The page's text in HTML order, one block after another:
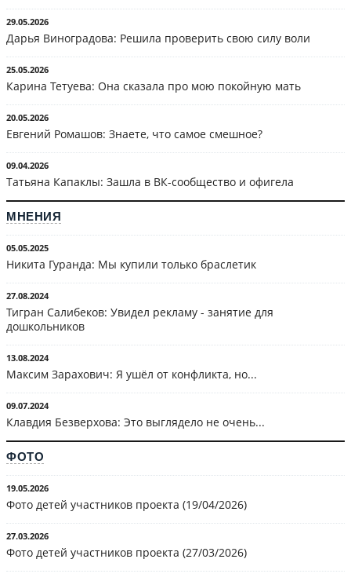
29.05.2026
Дарья Виноградова: Решила проверить свою силу воли
25.05.2026
Карина Тетуева: Она сказала про мою покойную мать
20.05.2026
Евгений Ромашов: Знаете, что самое смешное?
09.04.2026
Татьяна Капаклы: Зашла в ВК-сообщество и офигела
МНЕНИЯ
05.05.2025
Никита Гуранда: Мы купили только браслетик
27.08.2024
Тигран Салибеков: Увидел рекламу - занятие для
дошкольников
13.08.2024
Максим Зарахович: Я ушёл от конфликта, но...
09.07.2024
Клавдия Безверхова: Это выглядело не очень...
ФОТО
19.05.2026
Фото детей участников проекта (19/04/2026)
27.03.2026
Фото детей участников проекта (27/03/2026)